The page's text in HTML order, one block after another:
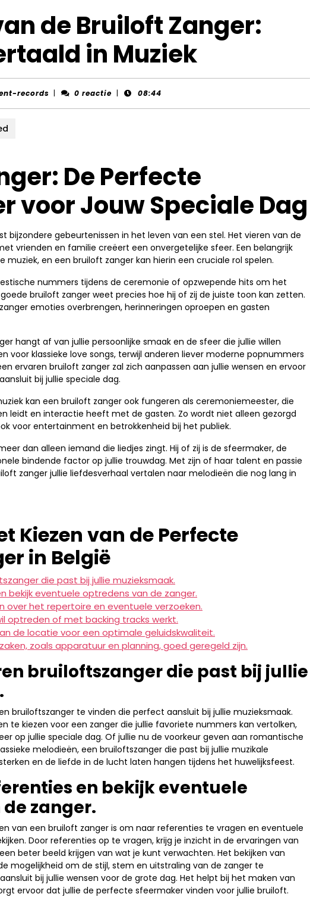
de Bruiloft Zanger:
in Muziek
records accent-
| 0 reactie | 08:44
De Perfecte
voor Jouw Speciale Dag
bijzondere gebeurtenissen in het leven van een stel. Het vieren van de
vrienden en familie creëert een onvergetelijke sfeer. Een belangrijk
muziek, en een bruiloft zanger kan hierin een cruciale rol spelen.
nummers tijdens de ceremonie of opzwepende hits om het
bruiloft zanger weet precies hoe hij of zij de juiste toon kan zetten.
emoties overbrengen, herinneringen oproepen en gasten
hangt af van jullie persoonlijke smaak en de sfeer die jullie willen
voor klassieke love songs, terwijl anderen liever moderne popnummers
ervaren bruiloft zanger zal zich aanpassen aan jullie wensen en ervoor
bij jullie speciale dag.
kan een bruiloft zanger ook fungeren als ceremoniemeester, die
leidt en interactie heeft met de gasten. Zo wordt niet alleen gezorgd
voor entertainment en betrokkenheid bij het publiek.
dan alleen iemand die liedjes zingt. Hij of zij is de sfeermaker, de
bindende factor op jullie trouwdag. Met zijn of haar talent en passie
zanger jullie liefdesverhaal vertalen naar melodieën die nog lang in
Kiezen van de Perfecte
in België
die past bij jullie muzieksmaak.
bekijk eventuele optredens van de zanger.
over het repertoire en eventuele verzoeken.
optreden of met backing tracks werkt.
de locatie voor een optimale geluidskwaliteit.
zoals apparatuur en planning, goed geregeld zijn.
bruiloftszanger die past bij jullie
bruiloftszanger te vinden die perfect aansluit bij jullie muzieksmaak.
te kiezen voor een zanger die jullie favoriete nummers kan vertolken,
op jullie speciale dag. Of jullie nu de voorkeur geven aan romantische
melodieën, een bruiloftszanger die past bij jullie muzikale
en de liefde in de lucht laten hangen tijdens het huwelijksfeest.
en bekijk eventuele
zanger.
van een bruiloft zanger is om naar referenties te vragen en eventuele
Door referenties op te vragen, krijg je inzicht in de ervaringen van
beter beeld krijgen van wat je kunt verwachten. Het bekijken van
mogelijkheid om de stijl, stem en uitstraling van de zanger te
bij jullie wensen voor de grote dag. Het helpt bij het maken van
ervoor dat jullie de perfecte sfeermaker vinden voor jullie bruiloft.